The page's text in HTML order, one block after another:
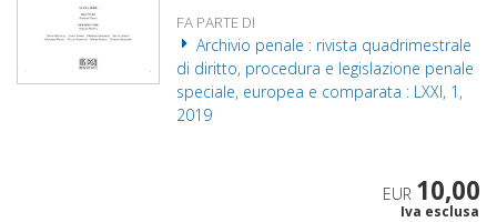
FA PARTE DI
Archivio penale : rivista quadrimestrale
di diritto, procedura e legislazione penale
speciale, europea e comparata : LXXI, 1,
2019
EUR 10,00
Iva esclusa